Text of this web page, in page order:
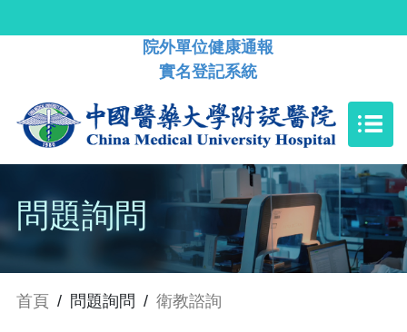
院外單位健康通報
實名登記系統
問題詢問
首頁 / 問題詢問 / 衛教諮詢